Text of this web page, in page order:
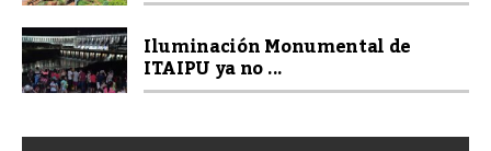
Iluminación Monumental de
ITAIPU ya no ...